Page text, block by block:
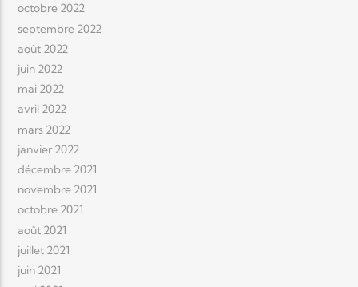
octobre 2022
septembre 2022
août 2022
juin 2022
mai 2022
avril 2022
mars 2022
janvier 2022
décembre 2021
novembre 2021
octobre 2021
août 2021
juillet 2021
juin 2021